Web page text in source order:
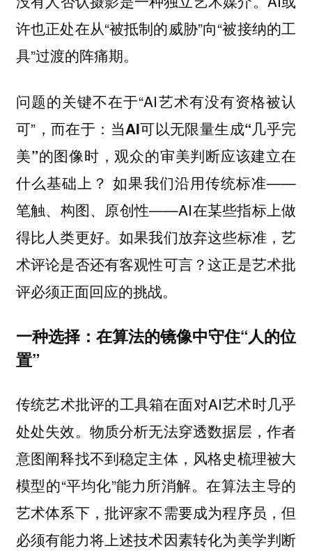
许也正处在从“被抵制的威胁”向“被接纳的工
具”过渡的阵痛期。
问题的关键不在于“AI艺术有没有资格被认
可”，而在于： 当AI可以无限量生成“几乎完
美”的图像时，观众的审美判断应该建立在
什么基础上？ 如果我们沿用传统标准——
笔触、构图、原创性——AI在某些指标上做
得比人类更好。如果我们放弃这些标准，艺
术评论是否还有客观性可言？这正是艺术批
评必须正面回应的挑战。
一种选择：在算法的镜像中守住“人的位
置”
传统艺术批评的工具箱在面对AI艺术时几乎
处处失效。物质分析无法穿透数据层，作者
意图阐释找不到稳定主体，风格史梳理被大
模型的“平均化”能力所消解。在算法主导的
艺术体系下，批评家不需要成为程序员，但
必须有能力将上述技术因素转化为美学判断